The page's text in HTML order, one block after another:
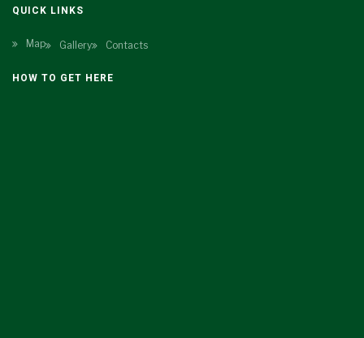
QUICK LINKS
Map Gallery Contacts
HOW TO GET HERE